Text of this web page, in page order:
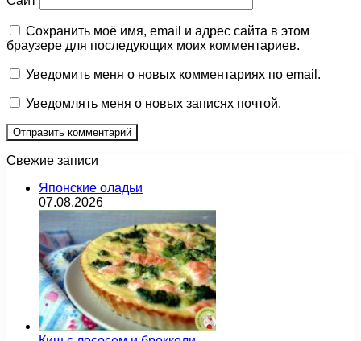
Сохранить моё имя, email и адрес сайта в этом
браузере для последующих моих комментариев.
Уведомить меня о новых комментариях по email.
Уведомлять меня о новых записях почтой.
Свежие записи
Японские оладьи
07.08.2026